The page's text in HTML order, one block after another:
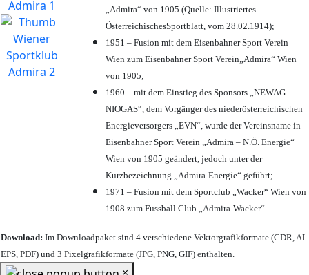
„Admira“ von 1905 (Quelle: Illustriertes
ÖsterreichischesSportblatt, vom 28.02.1914);
1951 – Fusion mit dem Eisenbahner Sport Verein
Wien zum Eisenbahner Sport Verein„Admira“ Wien
von 1905;
1960 – mit dem Einstieg des Sponsors „NEWAG-
NIOGAS“, dem Vorgänger des niederösterreichischen
Energieversorgers „EVN“, wurde der Vereinsname in
Eisenbahner Sport Verein „Admira – N.Ö. Energie“
Wien von 1905 geändert, jedoch unter der
Kurzbezeichnung „Admira-Energie“ geführt;
1971 – Fusion mit dem Sportclub „Wacker“ Wien von
1908 zum Fussball Club „Admira-Wacker“
Download: Im Downloadpaket sind 4 verschiedene Vektorgrafikformate (CDR, AI
EPS, PDF) und 3 Pixelgrafikformate (JPG, PNG, GIF) enthalten.